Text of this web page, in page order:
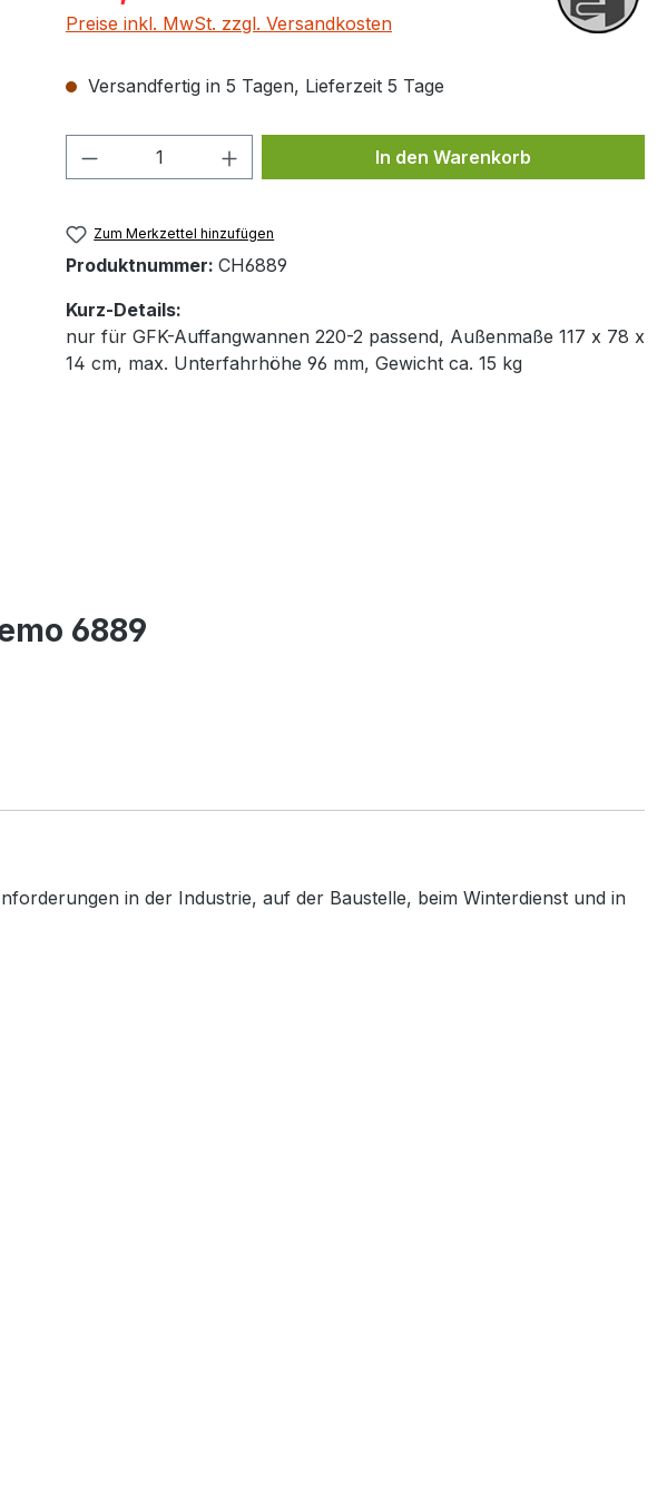
Preise inkl. MwSt. zzgl. Versandkosten
Versandfertig in 5 Tagen, Lieferzeit 5 Tage
Produkt Anzahl: Gib den gewünschten Wert
In den Warenkorb
Zum Merkzettel hinzufügen
Produktnummer: CH6889
Kurz-Details:
nur für GFK-Auffangwannen 220-2 passend, Außenmaße 117 x 78 x
14 cm, max. Unterfahrhöhe 96 mm, Gewicht ca. 15 kg
6889
in der Industrie, auf der Baustelle, beim Winterdienst und in